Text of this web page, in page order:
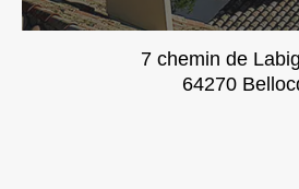
7 chemin de
64270